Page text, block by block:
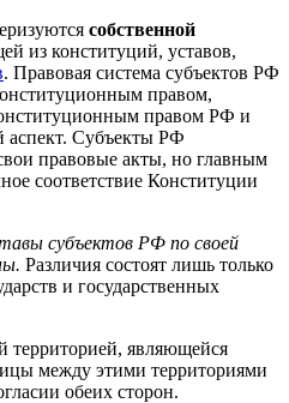
собственной
из конституций, уставов,
. Правовая система субъектов РФ
правом,
правом РФ и
аспект. Субъекты РФ
правовые акты, но главным
соответствие Конституции
субъектов РФ по своей
Различия состоят лишь только
и государственных
территорией, являющейся
между этими территориями
обеих сторон.